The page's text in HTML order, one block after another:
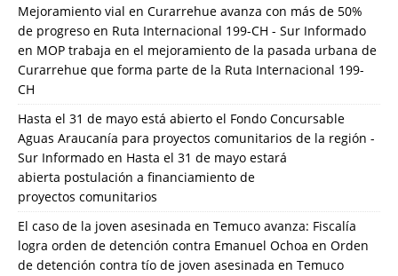
Mejoramiento vial en Curarrehue avanza con más de 50%
de progreso en Ruta Internacional 199-CH - Sur Informado
en MOP trabaja en el mejoramiento de la pasada urbana de
Curarrehue que forma parte de la Ruta Internacional 199-
CH
Hasta el 31 de mayo está abierto el Fondo Concursable
Aguas Araucanía para proyectos comunitarios de la región -
Sur Informado en Hasta el 31 de mayo estará
abierta postulación a financiamiento de
proyectos comunitarios
El caso de la joven asesinada en Temuco avanza: Fiscalía
logra orden de detención contra Emanuel Ochoa en Orden
de detención contra tío de joven asesinada en Temuco